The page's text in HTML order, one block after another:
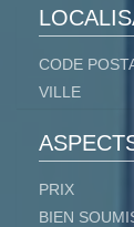
CODE
VILLE
PRIX
BIEN